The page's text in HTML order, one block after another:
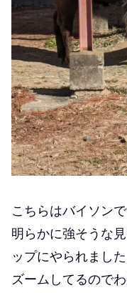
こちらはバイソンで
明らかに強そうな
ップにやられました
ズームしてるので